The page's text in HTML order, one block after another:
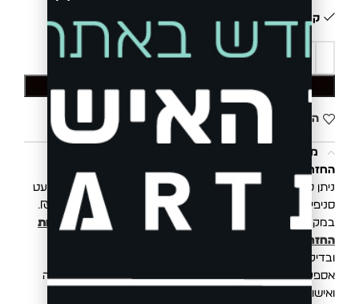
קיים במלאי
הוסף לרשימת המשאלות
משלוחים והחזרות
החזרת פריטים הינה פשוטה, קלה ונוחה.
ניתן להחליף/להחזיר את הפריט בכל סניפי רשת בוגארט (למעט
סניפי Outlet) או באמצעות איסוף ע״י שליח בעלות של 20 ₪.
במקרה של החזרת פריט, תקבלו זיכוי כספי בהתאם ל מדיניות
החזרות והחלפות
ובדיקתם במשרדינו.
אספקת המשלוח הינה 3 עד 10 ימי עסקים מיום ביצוע העסקה
ואישור חברת האשראי.